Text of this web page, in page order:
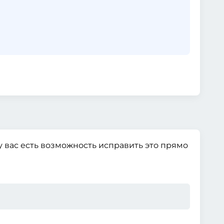
есть возможность исправить это прямо